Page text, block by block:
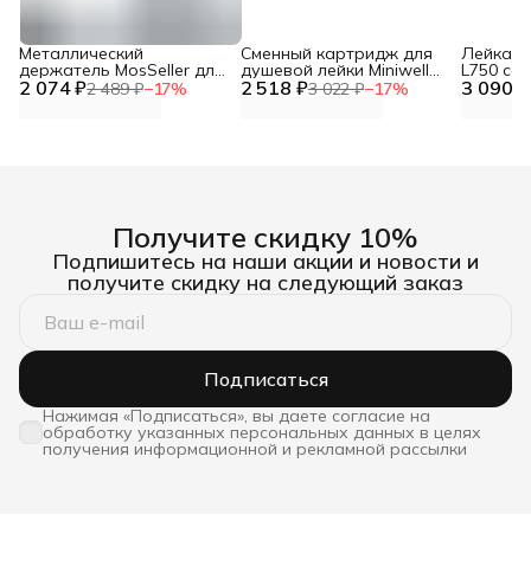
2 074 ₽2 489 ₽−17%
Металлический
держатель MosSeller для
смартфона с 2 518 ₽3 022 ₽−17%
Сменный картридж для
душевой лейки Miniwell
L750, угольный 3 090 ₽
Лейка
L750 со
Получите скидку 10%
Подпишитесь на наши акции и новости и
получите скидку на следующий заказ
Подписаться
Нажимая «Подписаться», вы даете согласие на
обработку указанных персональных данных в целях
получения информационной и рекламной рассылки